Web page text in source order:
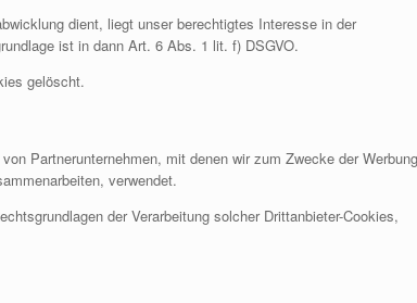
dient, liegt unser berechtigtes Interesse in der
ist in dann Art. 6 Abs. 1 lit. f) DSGVO.
gelöscht.
Partnerunternehmen, mit denen wir zum Zwecke der
verwendet.
der Verarbeitung solcher Drittanbieter-Cookies,